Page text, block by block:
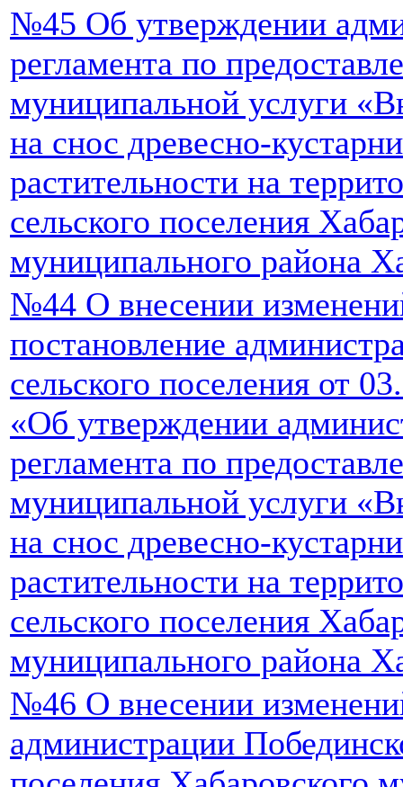
№45 Об утверждении
регламента по
муниципальной услуги
на снос древесно-
растительности на
сельского поселения
муниципального района
№44 О внесении
постановление
сельского поселения от
«Об утверждении
регламента по
муниципальной услуги
на снос древесно-
растительности на
сельского поселения
муниципального района
№46 О внесении
администрации